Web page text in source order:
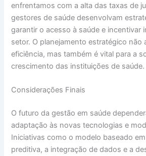
enfrentamos com a alta das taxas de
gestores de saúde desenvolvam
garantir o acesso à saúde e incentivar
setor. O planejamento estratégico não
eficiência, mas também é vital para a
crescimento das instituições de saúde.
Considerações Finais
O futuro da gestão em saúde
adaptação às novas tecnologias e
Iniciativas como o modelo baseado
preditiva, a integração de dados e a